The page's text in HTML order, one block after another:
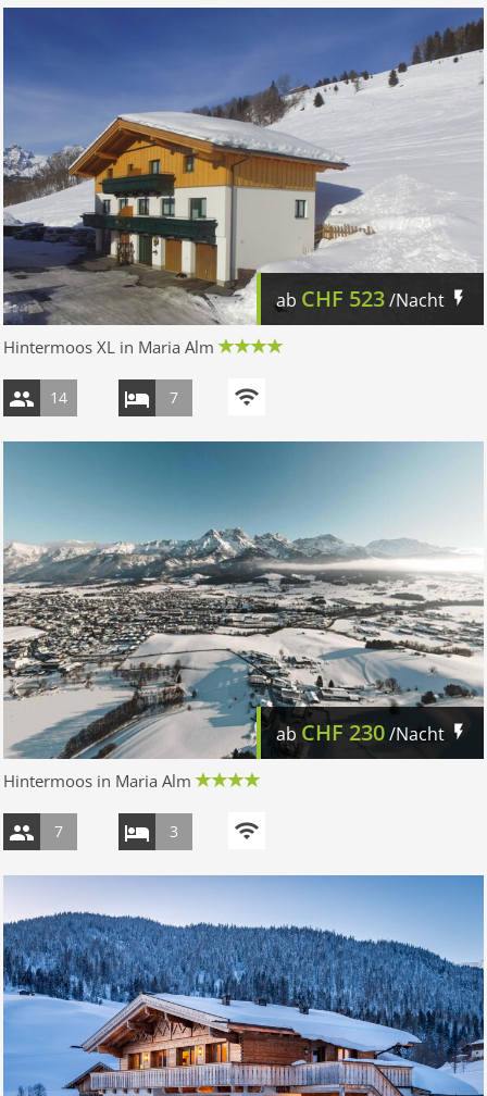
ab CHF 523/Nacht
Hintermoos XL in Maria Alm
14 7
ab CHF 230/Nacht
Hintermoos in Maria Alm
7 3